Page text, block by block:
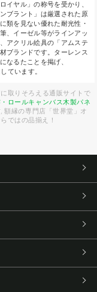
イヤル」の称号を受かり、
ブラント」は厳選された原
類を見ない優れた耐光性・
、イーゼル等がラインアッ
アクリル絵具の「アムステ
ブランドです。ターレンス
なるたことを掲げ、
ています。
取りそろえる通販サイトで
ロールキャンバス木製パネ
額縁の専門店「世界堂」オ
ではの品揃え！